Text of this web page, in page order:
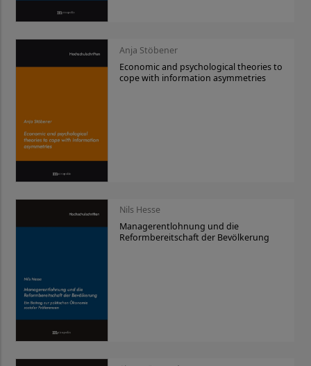
Anja Stöbener
Economic and psychological theories to
cope with information asymmetries
Nils Hesse
Managerentlohnung und die
Reformbereitschaft der Bevölkerung